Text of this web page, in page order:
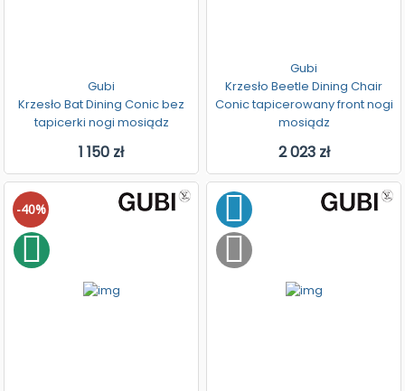
Gubi
Krzesło Bat Dining Conic bez
tapicerki nogi mosiądz
1 150 zł
Gubi
Krzesło Beetle Dining Chair
Conic tapicerowany front nogi
mosiądz
2 023 zł
-40%